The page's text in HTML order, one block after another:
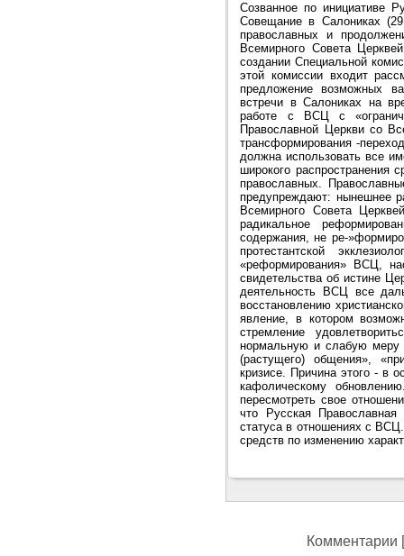
Созванное по инициативе
Совещание в Салониках
православных и
Всемирного Совета
создании Специальной
этой комиссии входит
предложение возможных
встречи в Салониках на
работе с ВСЦ с
Православной Церкви со
трансформирования -
должна использовать все
широкого распространения
православных.
предупреждают: нынешнее
Всемирного Совета
радикальное
содержания, не ре-
протестантской
«реформирования» ВСЦ,
свидетельства об истине
деятельность ВСЦ все
восстановлению
явление, в котором
стремление
нормальную и слабую меру
(растущего) общения»,
кризисе. Причина этого - в
кафолическому
пересмотреть свое
что Русская
статуса в отношениях с
средств по изменению
Комментарии